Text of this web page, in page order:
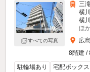
すべての写真
三
横
横
ほ
広
8階建 /
駐輪場あり
宅配ボックス